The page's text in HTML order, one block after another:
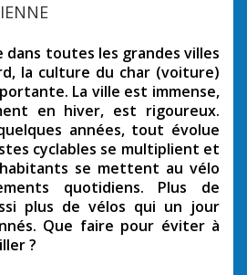
dans toutes les grandes villes
la culture du char (voiture)
La ville est immense,
en hiver, est rigoureux.
années, tout évolue
cyclables se multiplient et
se mettent au vélo
quotidiens. Plus de
plus de vélos qui un jour
Que faire pour éviter à
?